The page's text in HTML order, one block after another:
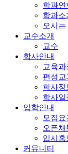
학과연
학과소
오시는
교수소개
교수
학사안내
교육과
편성교
학사정
학사일
입학안내
모집요
오픈채
입시홍
커뮤니티